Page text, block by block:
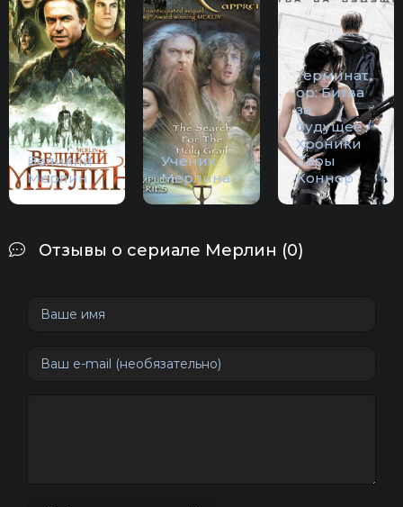
Великий
Мерлин
Ученик
Мерлина
Терминат
ор: Битва
за
будущее /
Хроники
Сары
Коннор
Отзывы о сериале Мерлин (0)